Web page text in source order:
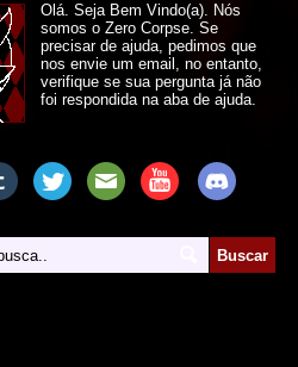
Olá. Seja Bem Vindo(a). Nós
somos o Zero Corpse. Se
precisar de ajuda, pedimos que
nos envie um email, no entanto,
verifique se sua pergunta já não
foi respondida na aba de ajuda.